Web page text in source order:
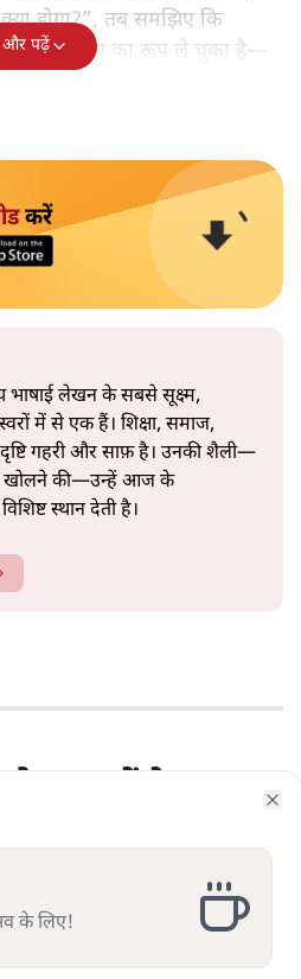
होगा?”, तब समझिए कि
केंद्रीकरण का रूप ले चुका है—
“दरबार” जैसा हो जाता है।
और पढ़ें
करें
भाषाई लेखन के सबसे सूक्ष्म,
में से एक हैं। शिक्षा, समाज,
गहरी और साफ़ है। उनकी शैली—
खोलने की—उन्हें आज के
स्थान देती है।
वो मतलबों के सलाम
के लिए!
के लिए!
के लिए!
के लिए!